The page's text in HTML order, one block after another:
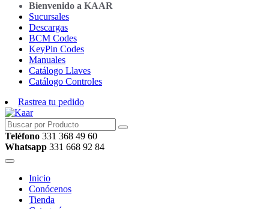
Bienvenido a KAAR
Sucursales
Descargas
BCM Codes
KeyPin Codes
Manuales
Catálogo Llaves
Catálogo Controles
Rastrea tu pedido
Teléfono 331 368 49 60
Whatsapp 331 668 92 84
Inicio
Conócenos
Tienda